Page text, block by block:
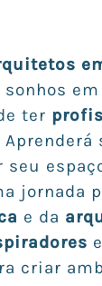
ter
seu
jornada
e da
criar